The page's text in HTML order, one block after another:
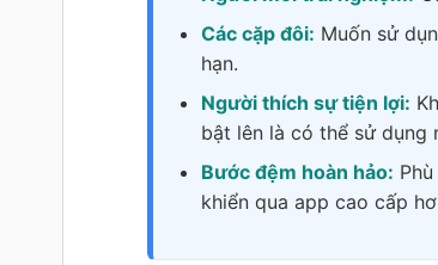
Các cặp đôi: Muốn sử
hạn.
Người thích sự tiện lợi:
bật lên là có thể sử dụng
Bước đệm hoàn hảo:
khiển qua app cao cấp